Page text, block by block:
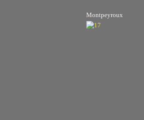
Montpeyroux